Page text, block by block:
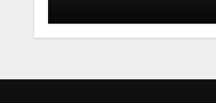
Medida: Soluciones